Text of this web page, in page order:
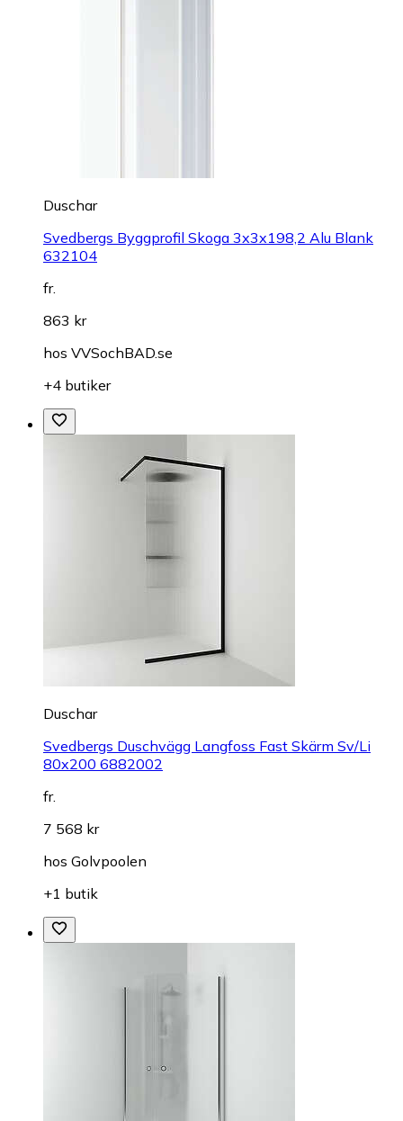
Duschar
Svedbergs Byggprofil Skoga 3x3x198,2 Alu Blank
632104
fr.
863 kr
hos VVSochBAD.se
+4 butiker
Duschar
Svedbergs Duschvägg Langfoss Fast Skärm Sv/Li
80x200 6882002
fr.
7 568 kr
hos Golvpoolen
+1 butik